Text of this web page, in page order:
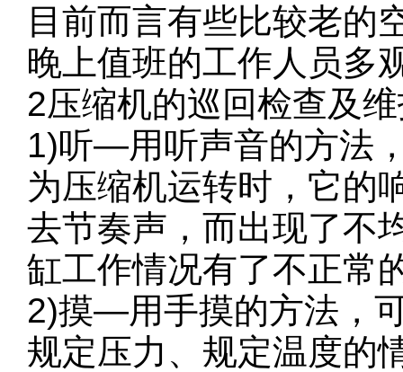
目前而言有些比较老的
晚上值班的工作人员多
2压缩机的巡回检查及
1)听—用听声音的方法
为压缩机运转时，它的
去节奏声，而出现了不
缸工作情况有了不正常
2)摸—用手摸的方法，
规定压力、规定温度的